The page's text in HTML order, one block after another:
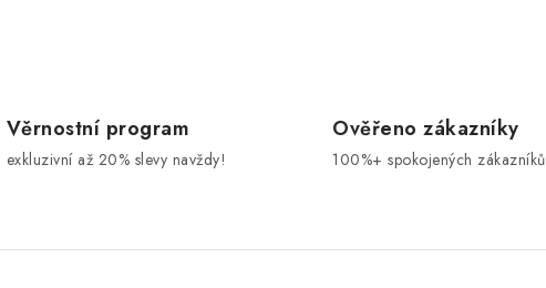
Věrnostní program
exkluzivní až 20% slevy navždy!
Ověřeno zákazníky
100%+ spokojených zákazníků